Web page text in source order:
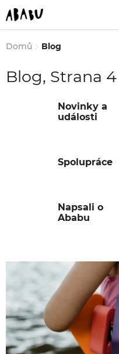
Přejít
na
obsah
Domů
Blog
Blog, Strana 4
Novinky a
události
Spolupráce
Napsali o
Ababu
V
i
s
č